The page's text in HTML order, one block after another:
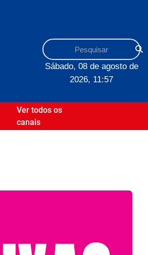
Sábado, 08 de agosto de
2026, 11:57
Ver todos os
canais